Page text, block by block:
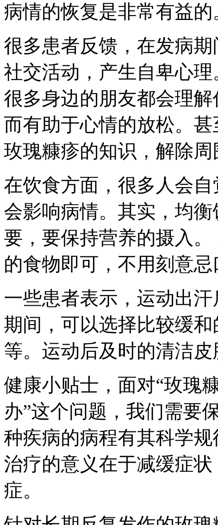
病情的恢复是非常有益的
很多患者反馈，在发病
社交活动，产生自卑心
很多身边的朋友都会理
而有助于心情的放松。
玫瑰糠疹的知识，解除
在饮食方面，很多人会
会影响病情。其实，均
要，要保持营养的摄入
的食物即可，不用刻意
一些患者表示，运动出
期间，可以选择比较缓
等。运动后及时的清洁
健康小贴士，面对“玫瑰
办”这个问题，我们需要
种疾病的病程有其科学
治疗的意义在于减缓症
症。